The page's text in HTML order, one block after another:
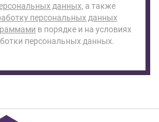
данных, а также
персональных данных
в порядке и на условиях
персональных данных.